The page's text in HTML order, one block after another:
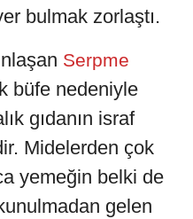
bulmak zorlaştı.
Serpme
büfe nedeniyle
gıdanın israf
Midelerden çok
yemeğin belki de
gelen